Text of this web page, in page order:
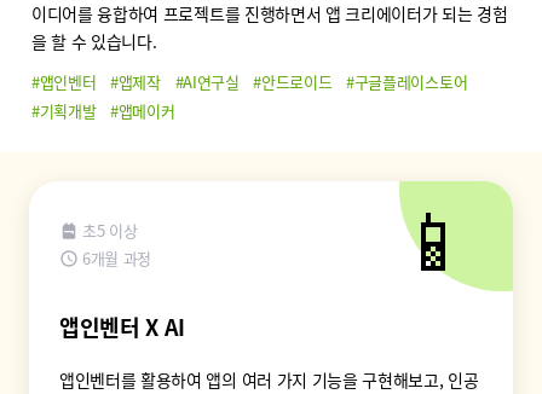
이디어를 융합하여 프로젝트를 진행하면서 앱 크리에이터가 되는 경험
을 할 수 있습니다.
#앱인벤터 #앱제작 #AI연구실 #안드로이드
#구글플레이스토어
#기획개발
#앱메이커
초5 이상
6개월 과정
앱인벤터 X AI
앱인벤터를 활용하여 앱의 여러 가지 기능을 구현해보고, 인공
📱